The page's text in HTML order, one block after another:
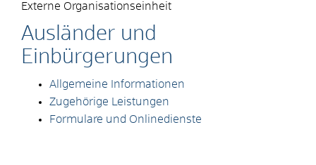
Externe Organisationseinheit
Ausländer und
Einbürgerungen
Allgemeine Informationen
Zugehörige Leistungen
Formulare und Onlinedienste